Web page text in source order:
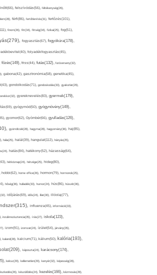
felszívódás(56), féltékenység(26),
férfi(86), fertőtlenítés(31), fertőzés(101),
finom(26), fitt(34), fittség(34), fizikai(25), fog(51),
fogyasztás(67), fogyókúra(178),
folyadékfogyasztás(45),
főzés(149), friss(44), futás(132), futóverseny(32),
gabona(42), gasztronómia(58), genetika(45),
gondolkodás(71), gondoskodás(33), gyakorlat(29),
gyereknevelés(83), gyermek(179),
gyógymód(50), gyógynövény(149),
gyomor(62), Gyömbér(66), gyulladás(126),
gyümölcslé(28), hagyma(28), hagyomány(36), haj(85),
hála(25), halál(39), hangulat(112), hányás(25),
hatás(84), hatékony(52), házasság(64),
hétköznap(24), hétvége(25), hideg(80),
hobbi(62), home office(26), hormon(79), hormonok(25),
hőség(36), hulladék(33), humor(24), hús(86), húsvét(36),
időjárás(69), idős(24), illat(30), illóolaj(77),
influenza(45), információ(33),
inzulinrezisztencia(35), írás(27), iskola(123),
izom(91), izomzat(24), ízület(54), járvány(35),
kaland(28), kalcium(71), kálium(50), kalória(193),
káposzta(24), karácsony(174),
keksz(29), kellemetlen(29), kenyér(32), képesség(28),
készülődés(24), kezelés(166), kézmosás(28),